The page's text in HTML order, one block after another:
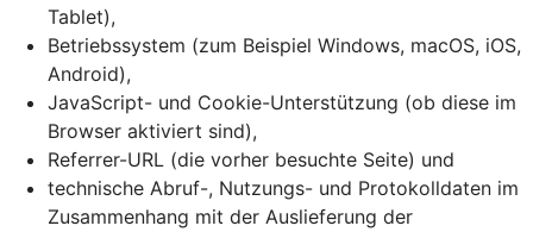
Tablet),
Betriebssystem (zum Beispiel Windows, macOS, iOS,
Android),
JavaScript- und Cookie-Unterstützung (ob diese im
Browser aktiviert sind),
Referrer-URL (die vorher besuchte Seite) und
technische Abruf-, Nutzungs- und Protokolldaten im
Zusammenhang mit der Auslieferung der